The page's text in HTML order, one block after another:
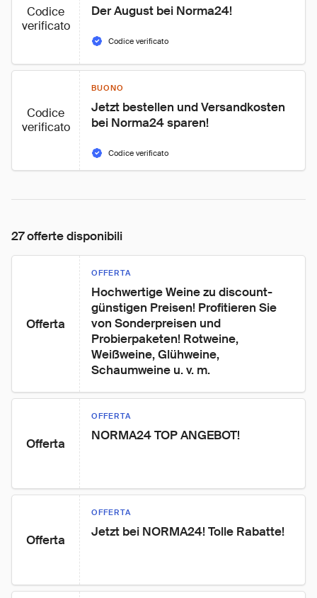
Codice
verificato
Der August bei Norma24!
Codice verificato
Codice
verificato
BUONO
Jetzt bestellen und Versandkosten
bei Norma24 sparen!
Codice verificato
27 offerte disponibili
Offerta
OFFERTA
Hochwertige Weine zu discount-
günstigen Preisen! Profitieren Sie
von Sonderpreisen und
Probierpaketen! Rotweine,
Weißweine, Glühweine,
Schaumweine u. v. m.
Offerta
OFFERTA
NORMA24 TOP ANGEBOT!
Offerta
OFFERTA
Jetzt bei NORMA24! Tolle Rabatte!